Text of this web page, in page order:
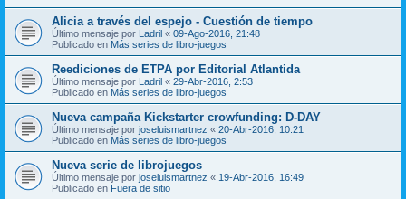
Alicia a través del espejo - Cuestión de tiempo
Último mensaje por Ladril « 09-Ago-2016, 21:48
Publicado en Más series de libro-juegos
Reediciones de ETPA por Editorial Atlantida
Último mensaje por Ladril « 29-Abr-2016, 2:53
Publicado en Más series de libro-juegos
Nueva campaña Kickstarter crowfunding: D-DAY
Último mensaje por joseluismartnez « 20-Abr-2016, 10:21
Publicado en Más series de libro-juegos
Nueva serie de librojuegos
Último mensaje por joseluismartnez « 19-Abr-2016, 16:49
Publicado en Fuera de sitio